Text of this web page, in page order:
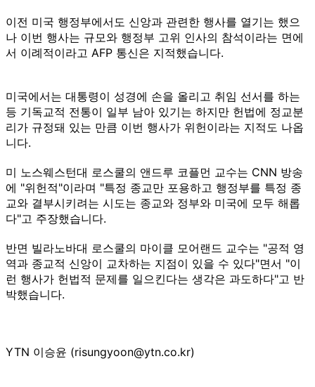
이전 미국 행정부에서도 신앙과 관련한 행사를 열기는 했으
나 이번 행사는 규모와 행정부 고위 인사의 참석이라는 면에
서 이례적이라고 AFP 통신은 지적했습니다.
미국에서는 대통령이 성경에 손을 올리고 취임 선서를 하는
등 기독교적 전통이 일부 남아 있기는 하지만 헌법에 정교분
리가 규정돼 있는 만큼 이번 행사가 위헌이라는 지적도 나옵
니다.
미 노스웨스턴대 로스쿨의 앤드루 코플먼 교수는 CNN 방송
에 "위헌적"이라며 "특정 종교만 포용하고 행정부를 특정 종
교와 결부시키려는 시도는 종교와 정부와 미국에 모두 해롭
다"고 주장했습니다.
반면 빌라노바대 로스쿨의 마이클 모어랜드 교수는 "공적 영
역과 종교적 신앙이 교차하는 지점이 있을 수 있다"면서 "이
런 행사가 헌법적 문제를 일으킨다는 생각은 과도하다"고 반
박했습니다.
YTN 이승윤 (risungyoon@ytn.co.kr)